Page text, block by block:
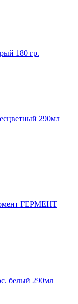
180 гр.
290мл
ГЕРМЕНТ
белый 290мл